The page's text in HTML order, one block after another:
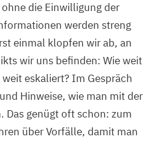
die Einwilligung der
werden streng
einmal klopfen wir ab, an
wir uns befinden: Wie weit
eskaliert? Im Gespräch
Hinweise, wie man mit der
Das genügt oft schon: zum
über Vorfälle, damit man